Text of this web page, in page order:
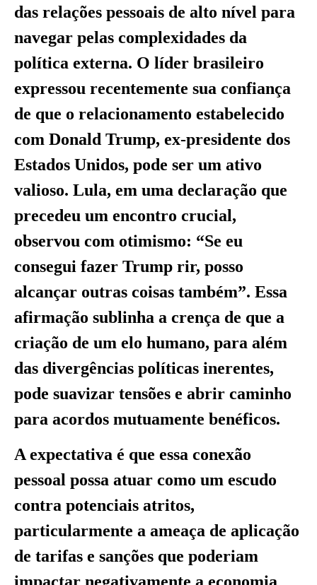
das relações pessoais de alto nível para
navegar pelas complexidades da
política externa. O líder brasileiro
expressou recentemente sua confiança
de que o relacionamento estabelecido
com Donald Trump, ex-presidente dos
Estados Unidos, pode ser um ativo
valioso. Lula, em uma declaração que
precedeu um encontro crucial,
observou com otimismo: “Se eu
consegui fazer Trump rir, posso
alcançar outras coisas também”. Essa
afirmação sublinha a crença de que a
criação de um elo humano, para além
das divergências políticas inerentes,
pode suavizar tensões e abrir caminho
para acordos mutuamente benéficos.
A expectativa é que essa conexão
pessoal possa atuar como um escudo
contra potenciais atritos,
particularmente a ameaça de aplicação
de tarifas e sanções que poderiam